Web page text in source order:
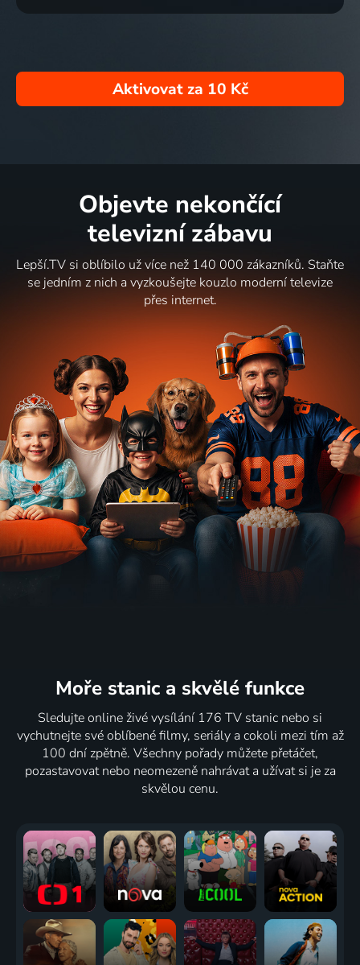
Aktivovat za 10 Kč
Objevte nekončící
televizní zábavu
Lepší.TV si oblíbilo už více než 140 000 zákazníků. Staňte
se jedním z nich a vyzkoušejte kouzlo moderní televize
přes internet.
Moře stanic a skvělé funkce
Sledujte online živé vysílání 176 TV stanic nebo si
vychutnejte své oblíbené filmy, seriály a cokoli mezi tím až
100 dní zpětně. Všechny pořady můžete přetáčet,
pozastavovat nebo neomezeně nahrávat a užívat si je za
skvělou cenu.